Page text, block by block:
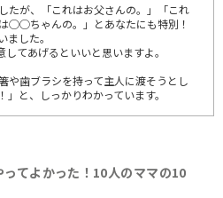
たが、「これはお父さんの。」「これ
◯◯ちゃんの。」とあなたにも特別！
した。
てあげるといいと思いますよ。
や歯ブラシを持って主人に渡そうとし
と、しっかりわかっています。
ってよかった！10人のママの10